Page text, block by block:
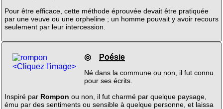
Pour être efficace, cette méthode éprouvée devait être pratiquée
par une veuve ou une orpheline ; un homme pouvait y avoir recours
seulement par leur intercession.
<Cliquez l'image>
◎ Poésie
Né dans la commune ou non, il fut connu
pour ses écrits.
Inspiré par Rompon ou non, il fut charmé par quelque paysage,
ému par des sentiments ou sensible à quelque personne, et laissa